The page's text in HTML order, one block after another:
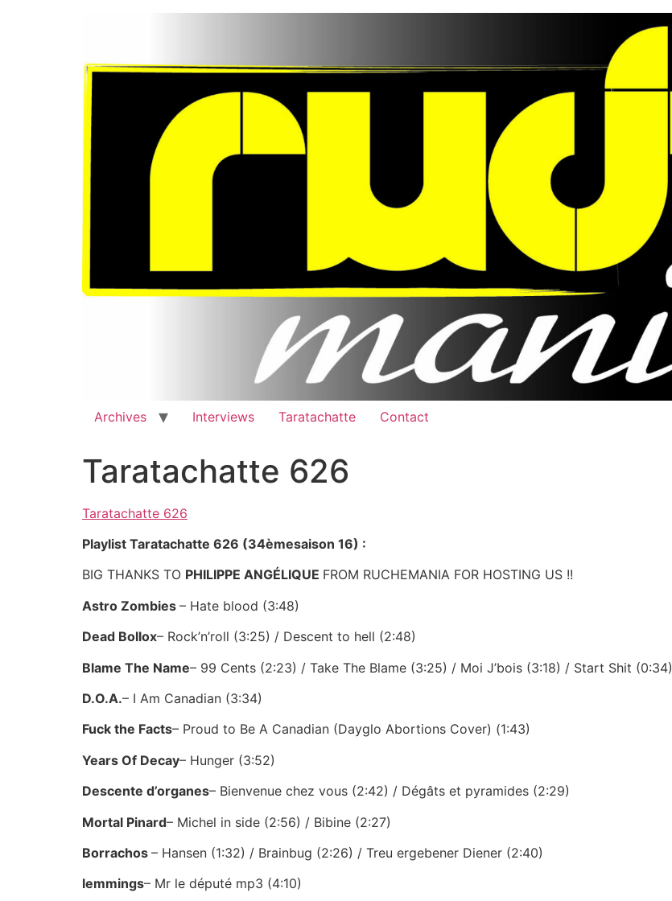
Archives Interviews Taratachatte Contact
Taratachatte 626
Taratachatte 626
Playlist Taratachatte 626 (34èmesaison 16) :
BIG THANKS TO PHILIPPE ANGÉLIQUE FROM RUCHEMANIA FOR HOSTING US !!
Astro Zombies – Hate blood (3:48)
Dead Bollox– Rock’n’roll (3:25) / Descent to hell (2:48)
Blame The Name– 99 Cents (2:23) / Take The Blame (3:25) / Moi J’bois (3:18) / Start Shit (0:34)
D.O.A.– I Am Canadian (3:34)
Fuck the Facts– Proud to Be A Canadian (Dayglo Abortions Cover) (1:43)
Years Of Decay– Hunger (3:52)
Descente d’organes– Bienvenue chez vous (2:42) / Dégâts et pyramides (2:29)
Mortal Pinard– Michel in side (2:56) / Bibine (2:27)
Borrachos – Hansen (1:32) / Brainbug (2:26) / Treu ergebener Diener (2:40)
lemmings– Mr le député mp3 (4:10)